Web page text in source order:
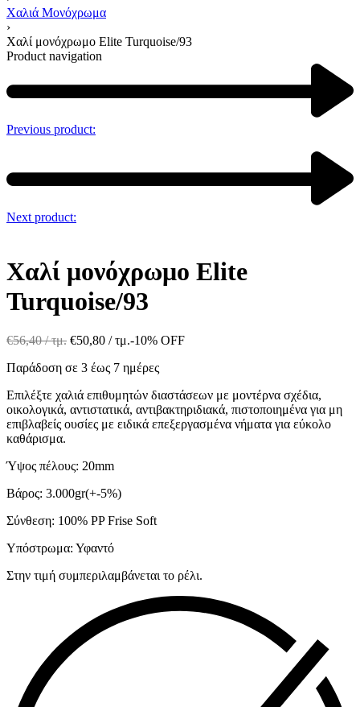
Χαλιά Μονόχρωμα
›
Χαλί μονόχρωμο Elite Turquoise/93
Product navigation
Previous product:
Next product:
Χαλί μονόχρωμο Elite
Turquoise/93
€56,40/ τμ. €50,80 / τμ.-10% OFF
Παράδοση σε 3 έως 7 ημέρες
Επιλέξτε χαλιά επιθυμητών διαστάσεων με μοντέρνα σχέδια,
οικολογικά, αντιστατικά, αντιβακτηριδιακά, πιστοποιημένα για μη
επιβλαβείς ουσίες με ειδικά επεξεργασμένα νήματα για εύκολο
καθάρισμα.
Ύψος πέλους: 20mm
Βάρος: 3.000gr(+-5%)
Σύνθεση: 100% PP Frise Soft
Υπόστρωμα: Υφαντό
Στην τιμή συμπεριλαμβάνεται το ρέλι.